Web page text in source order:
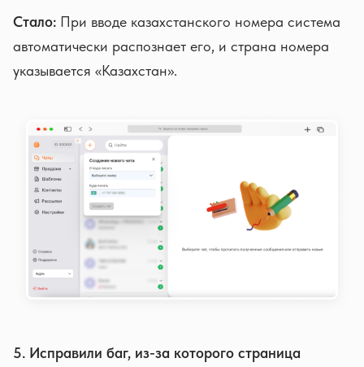
Стало: При вводе казахстанского номера система
автоматически распознает его, и страна номера
указывается «Казахстан».
5. Исправили баг, из-за которого страница